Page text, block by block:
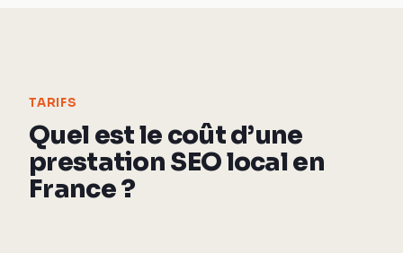
TARIFS
Quel est le coût d’une
prestation SEO local en
France ?